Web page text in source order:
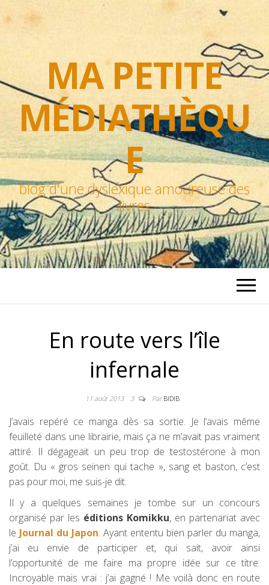
MA PETITE
MÉDIATHÈQU
E
blog d'une dyslexique amoureuse des
livres
En route vers l’île
infernale
11 août 2013 3 ParBIDIB
J’avais repéré ce manga dès sa sortie. Je l’avais même
feuilleté dans une librairie, mais ça ne m’avait pas vraiment
attiré. Il dégageait un peu trop de testostérone à mon
goût. Du « gros seinen qui tache », sang et baston, c’est
pas pour moi, me suis-je dit.
Il y a quelques semaines je tombe sur un concours
organisé par les éditions Komikku, en partenariat avec
le Journal du Japon. Ayant ententu bien parler du manga,
j’ai eu envie de participer et, qui sait, avoir ainsi
l’opportunité de me faire ma propre idée sur ce titre.
Incroyable mais vrai : j’ai gagné ! Me voilà donc en route